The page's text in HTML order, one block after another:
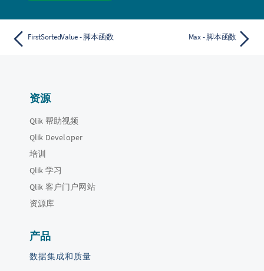
FirstSortedValue - 脚本函数 Max - 脚本函数
资源
Qlik 帮助视频
Qlik Developer
培训
Qlik 学习
Qlik 客户门户网站
资源库
产品
数据集成和质量